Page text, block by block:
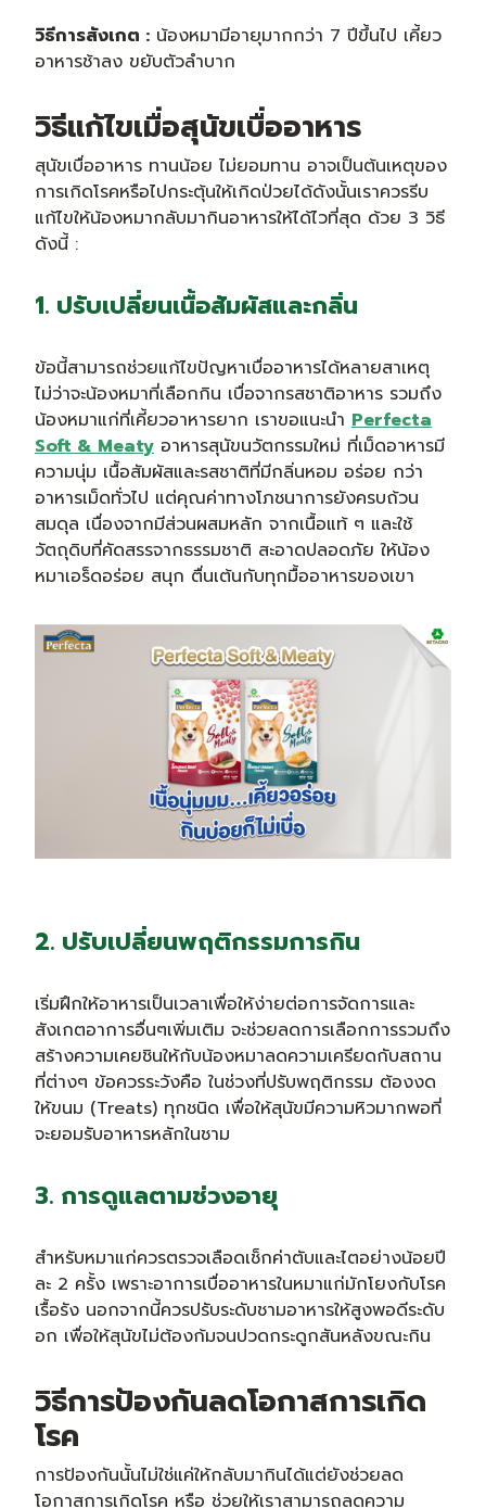
วิธีการสังเกต : น้องหมามีอายุมากกว่า 7 ปีขึ้นไป เคี้ยว
อาหารช้าลง ขยับตัวลำบาก
วิธีแก้ไขเมื่อสุนัขเบื่ออาหาร
สุนัขเบื่ออาหาร ทานน้อย ไม่ยอมทาน อาจเป็นต้นเหตุของ
การเกิดโรคหรือไปกระตุ้นให้เกิดป่วยได้ดังนั้นเราควรรีบ
แก้ไขให้น้องหมากลับมากินอาหารให้ได้ไวที่สุด ด้วย 3 วิธี
ดังนี้ :
1. ปรับเปลี่ยนเนื้อสัมผัสและกลิ่น
ข้อนี้สามารถช่วยแก้ไขปัญหาเบื่ออาหารได้หลายสาเหตุ
ไม่ว่าจะน้องหมาที่เลือกกิน เบื่อจากรสชาติอาหาร รวมถึง
น้องหมาแก่ที่เคี้ยวอาหารยาก เราขอแนะนำ Perfecta
Soft & Meaty อาหารสุนัขนวัตกรรมใหม่ ที่เม็ดอาหารมี
ความนุ่ม เนื้อสัมผัสและรสชาติที่มีกลิ่นหอม อร่อย กว่า
อาหารเม็ดทั่วไป แต่คุณค่าทางโภชนาการยังครบถ้วน
สมดุล เนื่องจากมีส่วนผสมหลัก จากเนื้อแท้ ๆ และใช้
วัตถุดิบที่คัดสรรจากธรรมชาติ สะอาดปลอดภัย ให้น้อง
หมาเอร็ดอร่อย สนุก ตื่นเต้นกับทุกมื้ออาหารของเขา
2. ปรับเปลี่ยนพฤติกรรมการกิน
เริ่มฝึกให้อาหารเป็นเวลาเพื่อให้ง่ายต่อการจัดการและ
สังเกตอาการอื่นๆเพิ่มเติม จะช่วยลดการเลือกการรวมถึง
สร้างความเคยชินให้กับน้องหมาลดความเครียดกับสถาน
ที่ต่างๆ ข้อควรระวังคือ ในช่วงที่ปรับพฤติกรรม ต้องงด
ให้ขนม (Treats) ทุกชนิด เพื่อให้สุนัขมีความหิวมากพอที่
จะยอมรับอาหารหลักในชาม
3. การดูแลตามช่วงอายุ
สำหรับหมาแก่ควรตรวจเลือดเช็กค่าตับและไตอย่างน้อยปี
ละ 2 ครั้ง เพราะอาการเบื่ออาหารในหมาแก่มักโยงกับโรค
เรื้อรัง นอกจากนี้ควรปรับระดับชามอาหารให้สูงพอดีระดับ
อก เพื่อให้สุนัขไม่ต้องก้มจนปวดกระดูกสันหลังขณะกิน
วิธีการป้องกันลดโอกาสการเกิด
โรค
การป้องกันนั้นไม่ใช่แค่ให้กลับมากินได้แต่ยังช่วยลด
โอกาสการเกิดโรค หรือ ช่วยให้เราสามารถลดความ